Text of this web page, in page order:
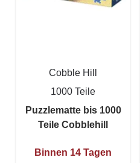
Cobble Hill
1000 Teile
Puzzlematte bis 1000
Teile Cobblehill
Binnen 14 Tagen